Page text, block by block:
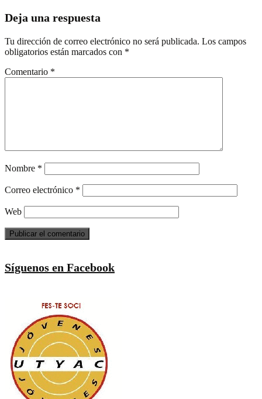
Deja una respuesta
Tu dirección de correo electrónico no será publicada. Los campos
obligatorios están marcados con *
Comentario *
Nombre *
Correo electrónico *
Web
Síguenos en Facebook